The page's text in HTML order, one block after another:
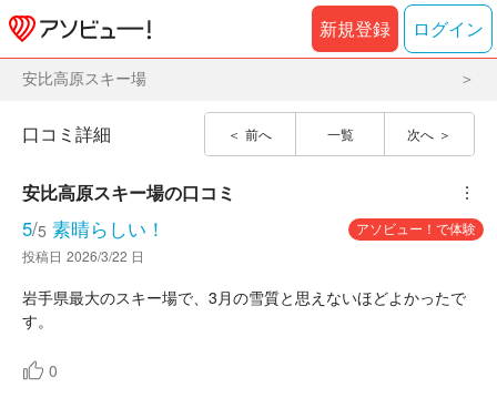
新規登録 ログイン
安比高原スキー場
前へ 一覧 次へ
口コミ詳細
安比高原スキー場の口コミ ︙
5/5 素晴らしい！
アソビュー！で体験
投稿日 2026/3/22 日
岩手県最大のスキー場で、3月の雪質と思えないほどよかったで
す。
0